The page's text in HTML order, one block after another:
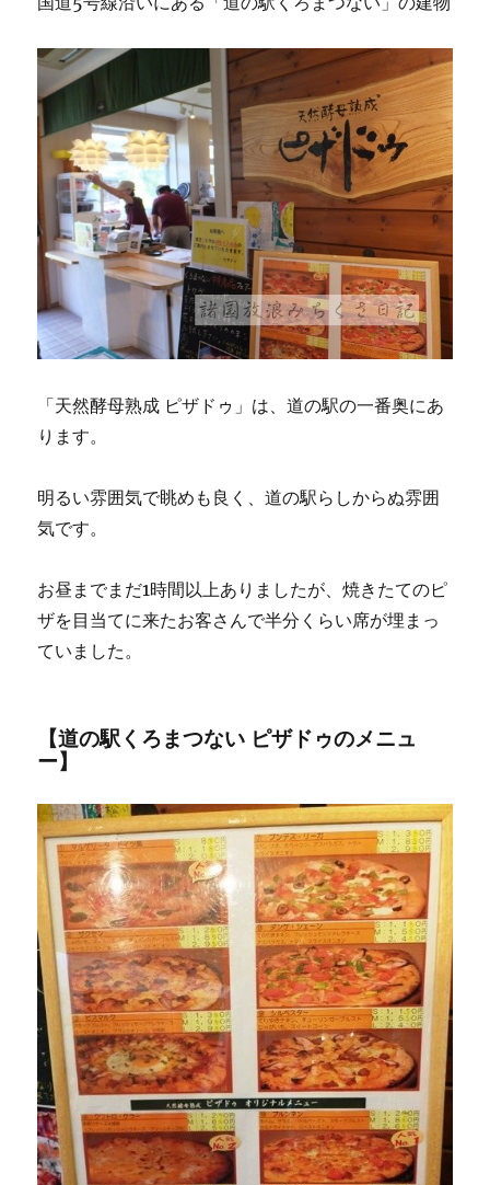
「天然酵母熟成 ピザドゥ」は、道の駅の一番奥にあ
ります。
明るい雰囲気で眺めも良く、道の駅らしからぬ雰囲
気です。
お昼までまだ1時間以上ありましたが、焼きたてのピ
ザを目当てに来たお客さんで半分くらい席が埋まっ
ていました。
【道の駅くろまつない ピザドゥのメニュ
ー】